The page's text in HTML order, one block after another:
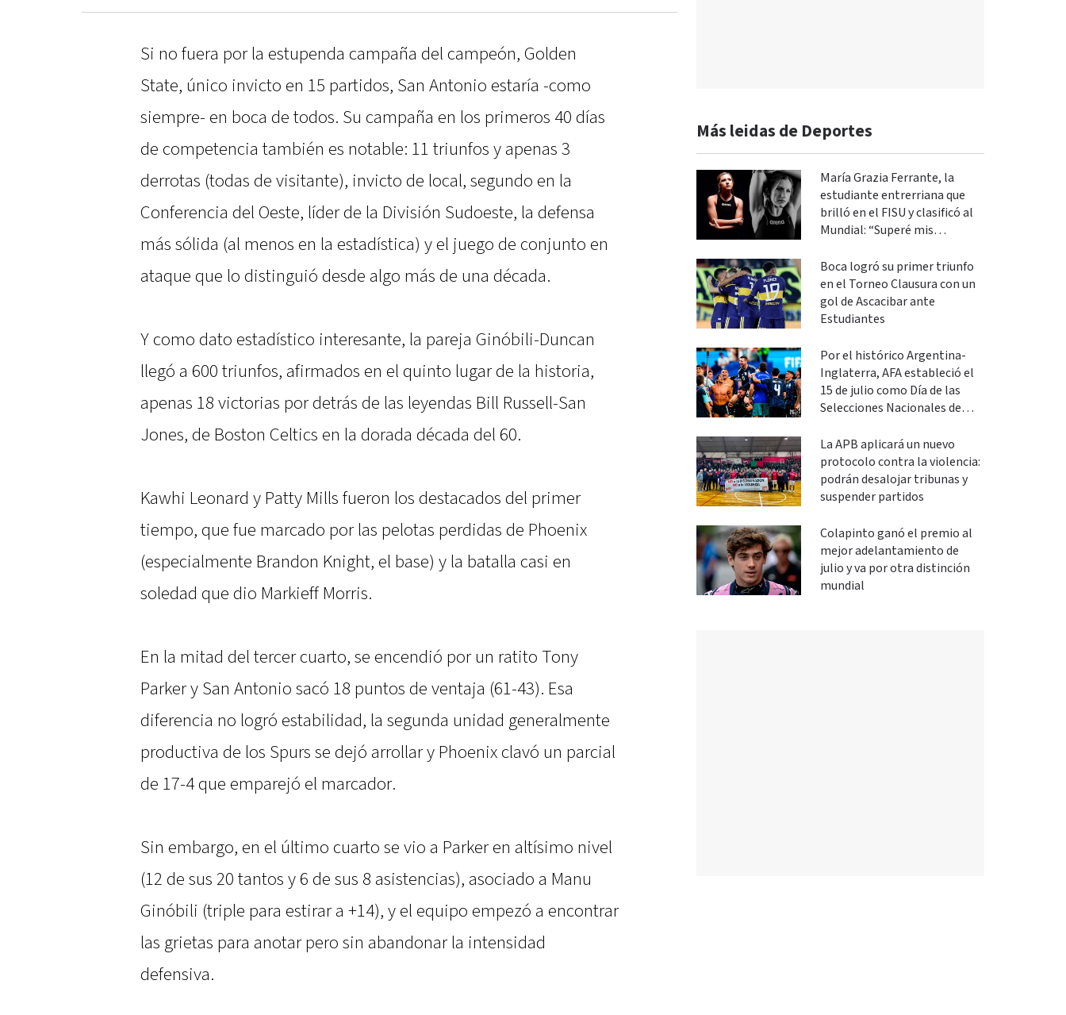
Si no fuera por la estupenda campaña del campeón, Golden
State, único invicto en 15 partidos, San Antonio estaría -como
siempre- en boca de todos. Su campaña en los primeros 40 días
de competencia también es notable: 11 triunfos y apenas 3
derrotas (todas de visitante), invicto de local, segundo en la
Conferencia del Oeste, líder de la División Sudoeste, la defensa
más sólida (al menos en la estadística) y el juego de conjunto en
ataque que lo distinguió desde algo más de una década.
Y como dato estadístico interesante, la pareja Ginóbili-Duncan
llegó a 600 triunfos, afirmados en el quinto lugar de la historia,
apenas 18 victorias por detrás de las leyendas Bill Russell-San
Jones, de Boston Celtics en la dorada década del 60.
Kawhi Leonard y Patty Mills fueron los destacados del primer
tiempo, que fue marcado por las pelotas perdidas de Phoenix
(especialmente Brandon Knight, el base) y la batalla casi en
soledad que dio Markieff Morris.
En la mitad del tercer cuarto, se encendió por un ratito Tony
Parker y San Antonio sacó 18 puntos de ventaja (61-43). Esa
diferencia no logró estabilidad, la segunda unidad generalmente
productiva de los Spurs se dejó arrollar y Phoenix clavó un parcial
de 17-4 que emparejó el marcador.
Sin embargo, en el último cuarto se vio a Parker en altísimo nivel
(12 de sus 20 tantos y 6 de sus 8 asistencias), asociado a Manu
Ginóbili (triple para estirar a +14), y el equipo empezó a encontrar
las grietas para anotar pero sin abandonar la intensidad
defensiva.
Más leidas de Deportes
María Grazia Ferrante, la
estudiante entrerriana que
brilló en el FISU y clasificó al
Mundial: “Superé mis
Boca logró su primer triunfo
en el Torneo Clausura con un
gol de Ascacibar ante
Estudiantes
Por el histórico Argentina-
Inglaterra, AFA estableció el
15 de julio como Día de las
Selecciones Nacionales de
La APB aplicará un nuevo
protocolo contra la violencia:
podrán desalojar tribunas y
suspender partidos
Colapinto ganó el premio al
mejor adelantamiento de
julio y va por otra distinción
mundial